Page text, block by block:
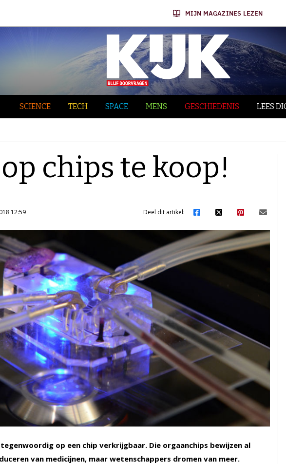
MIJN MAGAZINES LEZEN
SCIENCE TECH SPACE MENS GESCHIEDENIS LEES
chips te koop!
12:59 Deel dit artikel:
op een chip verkrijgbaar. Die orgaanchips bewijzen al
van medicijnen, maar wetenschappers dromen van meer.